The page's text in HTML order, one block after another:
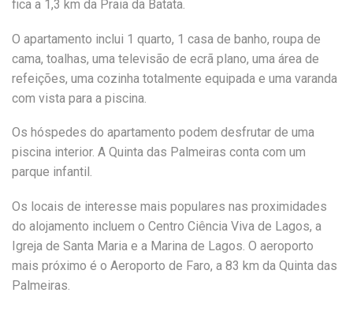
fica a 1,3 km da Praia da Batata.
O apartamento inclui 1 quarto, 1 casa de banho, roupa de
cama, toalhas, uma televisão de ecrã plano, uma área de
refeições, uma cozinha totalmente equipada e uma varanda
com vista para a piscina.
Os hóspedes do apartamento podem desfrutar de uma
piscina interior. A Quinta das Palmeiras conta com um
parque infantil.
Os locais de interesse mais populares nas proximidades
do alojamento incluem o Centro Ciência Viva de Lagos, a
Igreja de Santa Maria e a Marina de Lagos. O aeroporto
mais próximo é o Aeroporto de Faro, a 83 km da Quinta das
Palmeiras.